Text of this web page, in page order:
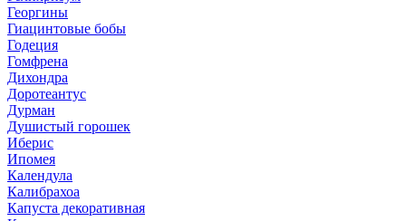
Георгины
Гиацинтовые бобы
Годеция
Гомфрена
Дихондра
Доротеантус
Дурман
Душистый горошек
Иберис
Ипомея
Календула
Калибрахоа
Капуста декоративная